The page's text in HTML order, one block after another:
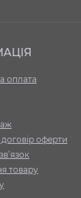
оплата
оферти
товару